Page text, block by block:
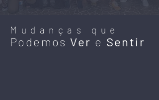
Mudanças que
Podemos Ver e Sentir